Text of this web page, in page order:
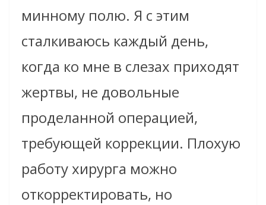
минному полю. Я с этим
сталкиваюсь каждый день,
когда ко мне в слезах приходят
жертвы, не довольные
проделанной операцией,
требующей коррекции. Плохую
работу хирурга можно
откорректировать, но